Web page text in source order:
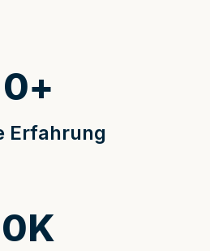
Erfahrung
0+
0K